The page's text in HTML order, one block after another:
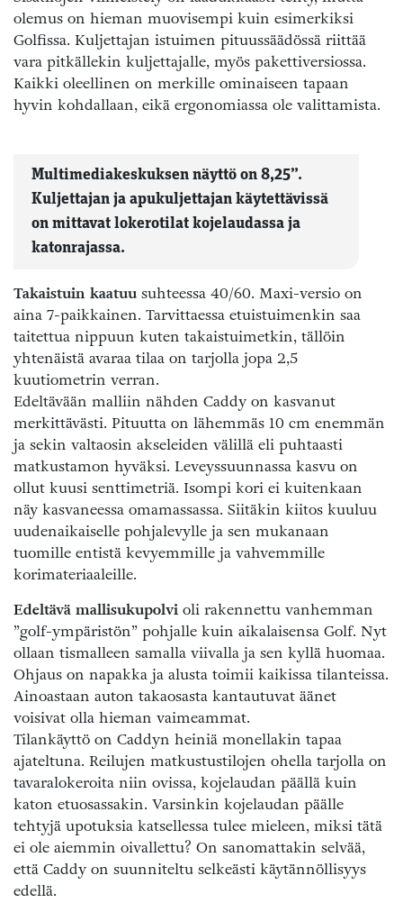
olemus on hieman muovisempi kuin esimerkiksi
Golfissa. Kuljettajan istuimen pituussäädössä riittää
vara pitkällekin kuljettajalle, myös pakettiversiossa.
Kaikki oleellinen on merkille ominaiseen tapaan
hyvin kohdallaan, eikä ergonomiassa ole valittamista.
Multimediakeskuksen näyttö on 8,25”.
Kuljettajan ja apukuljettajan käytettävissä
on mittavat lokerotilat kojelaudassa ja
katonrajassa.
Takaistuin kaatuu suhteessa 40/60. Maxi-versio on
aina 7-paikkainen. Tarvittaessa etuistuimenkin saa
taitettua nippuun kuten takaistuimetkin, tällöin
yhtenäistä avaraa tilaa on tarjolla jopa 2,5
kuutiometrin verran.
Edeltävään malliin nähden Caddy on kasvanut
merkittävästi. Pituutta on lähemmäs 10 cm enemmän
ja sekin valtaosin akseleiden välillä eli puhtaasti
matkustamon hyväksi. Leveyssuunnassa kasvu on
ollut kuusi senttimetriä. Isompi kori ei kuitenkaan
näy kasvaneessa omamassassa. Siitäkin kiitos kuuluu
uudenaikaiselle pohjalevylle ja sen mukanaan
tuomille entistä kevyemmille ja vahvemmille
korimateriaaleille.
Edeltävä mallisukupolvi oli rakennettu vanhemman
”golf-ympäristön” pohjalle kuin aikalaisensa Golf. Nyt
ollaan tismalleen samalla viivalla ja sen kyllä huomaa.
Ohjaus on napakka ja alusta toimii kaikissa tilanteissa.
Ainoastaan auton takaosasta kantautuvat äänet
voisivat olla hieman vaimeammat.
Tilankäyttö on Caddyn heiniä monellakin tapaa
ajateltuna. Reilujen matkustustilojen ohella tarjolla on
tavaralokeroita niin ovissa, kojelaudan päällä kuin
katon etuosassakin. Varsinkin kojelaudan päälle
tehtyjä upotuksia katsellessa tulee mieleen, miksi tätä
ei ole aiemmin oivallettu? On sanomattakin selvää,
että Caddy on suunniteltu selkeästi käytännöllisyys
edellä.